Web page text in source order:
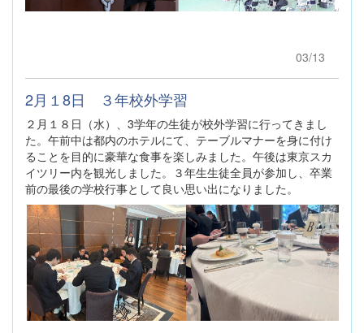
03/13
2月１8日 ３年校外学習
２月１８日（水）、3学年の生徒が校外学習に行ってきまし
た。午前中は都内のホテルにて、テーブルマナーを身に付け
ることを目的に豪華な食事を楽しみました。午後は東京スカ
イツリー内を観光しました。３年生生徒全員が参加し、卒業
前の最後の学校行事として良い思い出になりました。